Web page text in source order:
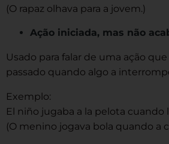
(O rapaz olhava para a jovem.)
Ação iniciada, mas não
Usado para falar de uma ação
passado quando algo a
Exemplo:
El niño jugaba a la pelota cuando
(O menino jogava bola quando a